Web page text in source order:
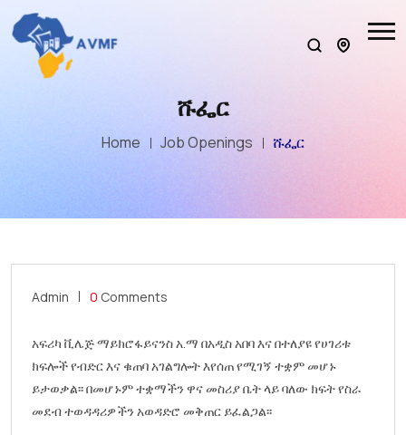
ሹፌር
Home Job Openings ሹፌር
Admin 0 Comments
አፍሪካ ቪሌጅ ማይክሮፋይናንስ አ.ማ በአዲስ አበባ እና በተለያዩ የሀገሪቱ
ክፍሎች የብድር እና ቁጠባ አገልግሎት እየሰጠ የሚገኝ ተቋም መሆኑ
ይታወቃል፡፡ በመሆኑም ተቋማችን ዋና መስሪያ ቤት ላይ ባለው ክፍት የስራ
መደብ ተወዳዳሪዎችን አወዳድሮ መቅጠር ይፈልጋል፡፡